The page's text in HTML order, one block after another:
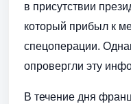
в присутствии
который прибыл к
спецоперации.
опровергли эту
В течение дня